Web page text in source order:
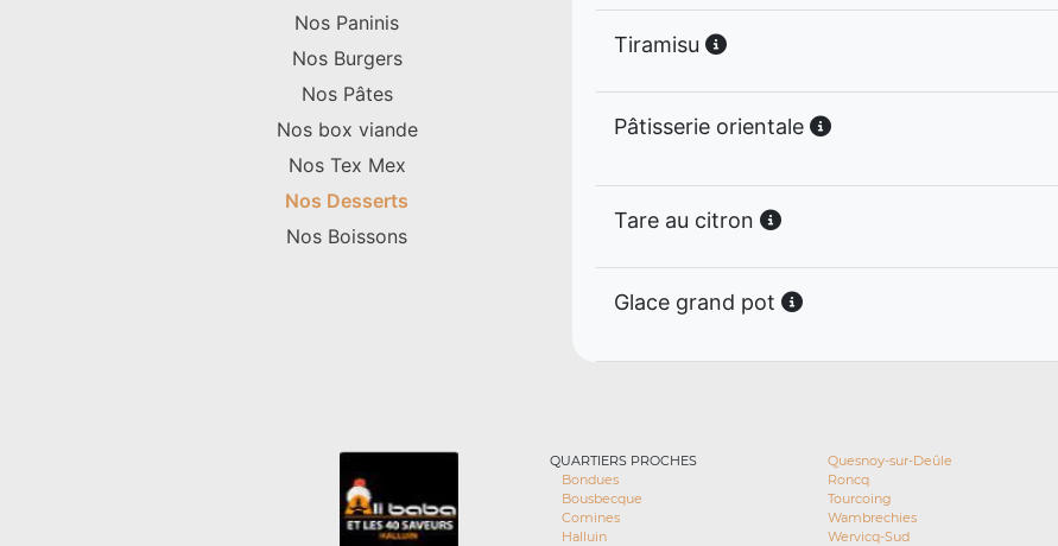
Nos Paninis
Nos Burgers
Nos Pâtes
Nos box viande
Nos Tex Mex
Nos Desserts
Nos Boissons
Tiramisu
Pâtisserie orientale
Tare au citron
Glace grand pot
QUARTIERS PROCHES
Bondues
Bousbecque
Comines
Halluin
Quesnoy-sur-Deûle
Roncq
Tourcoing
Wambrechies
Wervicq-Sud